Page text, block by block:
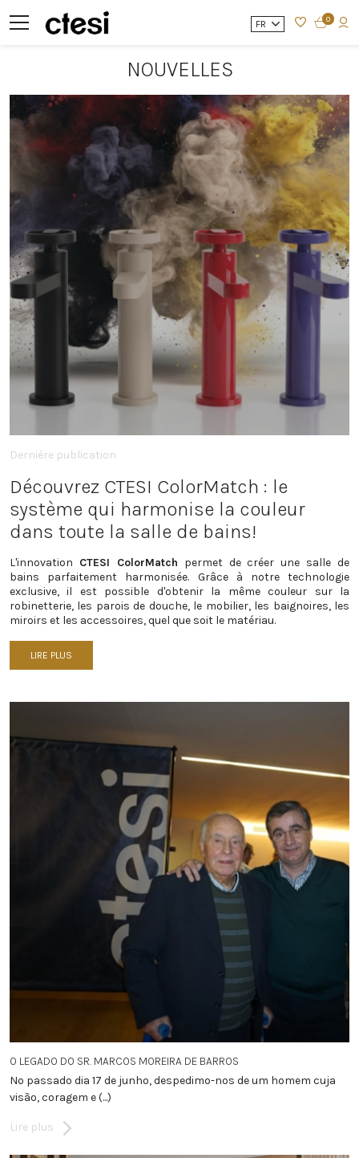
FR 0
NOUVELLES
Dernière publication
Découvrez CTESI ColorMatch : le
système qui harmonise la couleur
dans toute la salle de bains!
L'innovation CTESI ColorMatch permet de créer une salle de
bains parfaitement harmonisée. Grâce à notre technologie
exclusive, il est possible d'obtenir la même couleur sur la
robinetterie, les parois de douche, le mobilier, les baignoires, les
miroirs et les accessoires, quel que soit le matériau.
LIRE PLUS
O LEGADO DO SR. MARCOS MOREIRA DE BARROS
No passado dia 17 de junho, despedimo-nos de um homem cuja
visão, coragem e (...)
Lire plus